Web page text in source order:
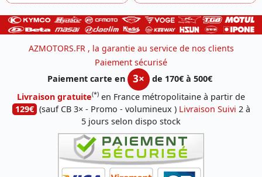
AZMOTORS.FR , la garantie au service de nos clients
Paiement sécurisé
Paiement carte en
3×
de 170€ à 500€
Livraison gratuite(*) en France métropolitaine à partir de
129€ (sauf CB 3× - Promo - volumineux ) Livraison Suivi 2 à
5 jours selon dispo stock